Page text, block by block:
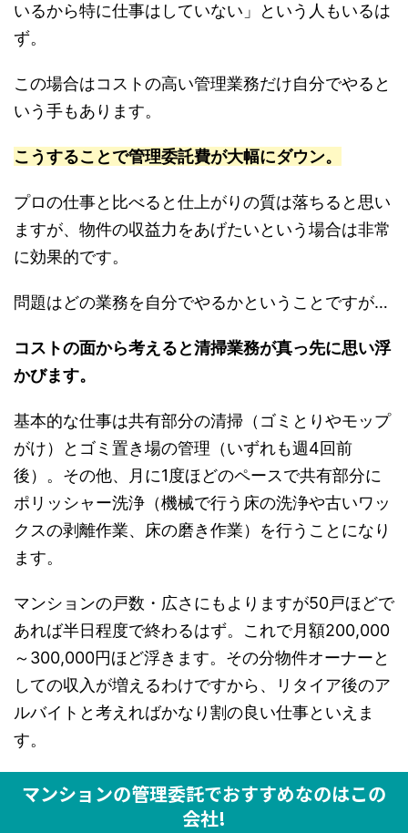
いるから特に仕事はしていない」という人もいるは
ず。
この場合はコストの高い管理業務だけ自分でやると
いう手もあります。
こうすることで管理委託費が大幅にダウン。
プロの仕事と比べると仕上がりの質は落ちると思い
ますが、物件の収益力をあげたいという場合は非常
に効果的です。
問題はどの業務を自分でやるかということですが…
コストの面から考えると清掃業務が真っ先に思い浮
かびます。
基本的な仕事は共有部分の清掃（ゴミとりやモップ
がけ）とゴミ置き場の管理（いずれも週4回前
後）。その他、月に1度ほどのペースで共有部分に
ポリッシャー洗浄（機械で行う床の洗浄や古いワッ
クスの剥離作業、床の磨き作業）を行うことになり
ます。
マンションの戸数・広さにもよりますが50戸ほどで
あれば半日程度で終わるはず。これで月額200,000
～300,000円ほど浮きます。その分物件オーナーと
しての収入が増えるわけですから、リタイア後のア
ルバイトと考えればかなり割の良い仕事といえま
す。
マンションの管理委託でおすすめなのはこの
会社!